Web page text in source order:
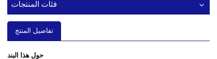
فئات المنتجات
تفاصيل المنتج
حول هذا البند